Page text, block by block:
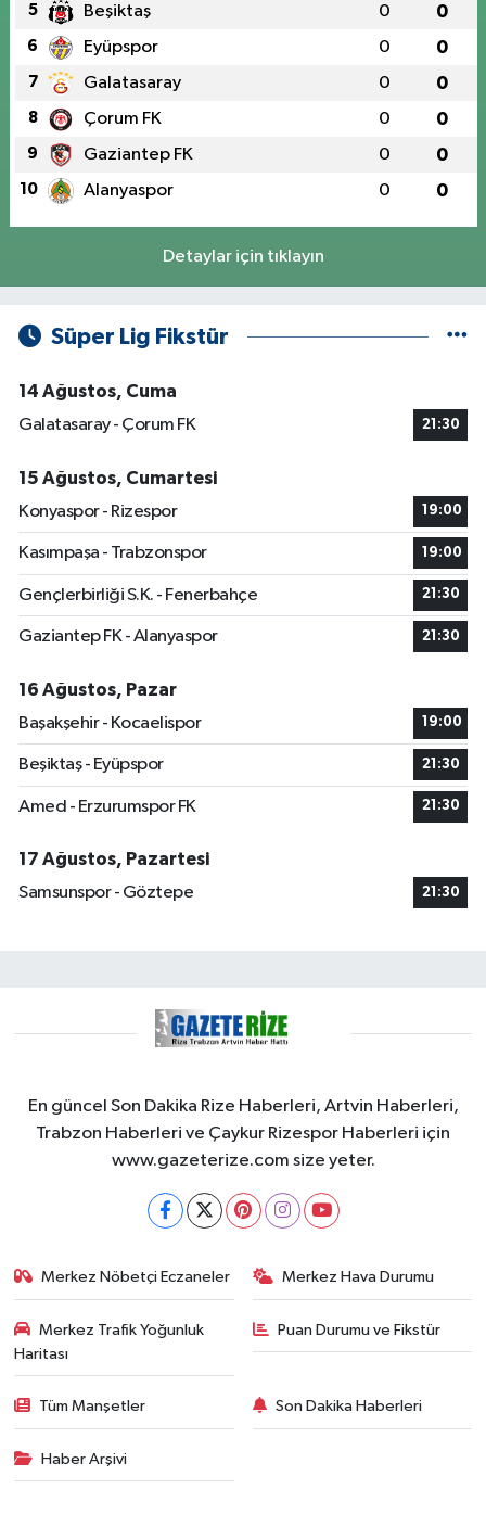
5 Beşiktaş 0 0
6 Eyüpspor 0 0
7 Galatasaray 0 0
8 Çorum FK 0 0
9 Gaziantep FK 0 0
10 Alanyaspor 0 0
Detaylar için tıklayın
Süper Lig Fikstür
14 Ağustos, Cuma
Galatasaray - Çorum FK
21:30
15 Ağustos, Cumartesi
Konyaspor - Rizespor
19:00
Kasımpaşa - Trabzonspor 19:00
Gençlerbirliği S.K. - Fenerbahçe 21:30
Gaziantep FK - Alanyaspor 21:30
16 Ağustos, Pazar
Başakşehir - Kocaelispor
19:00
Beşiktaş - Eyüpspor 21:30
Amed - Erzurumspor FK 21:30
17 Ağustos, Pazartesi
Samsunspor - Göztepe
21:30
En güncel Son Dakika Rize Haberleri, Artvin Haberleri,
Trabzon Haberleri ve Çaykur Rizespor Haberleri için
www.gazeterize.com size yeter.
Merkez Nöbetçi Eczaneler Merkez Hava Durumu
Merkez Trafik Yoğunluk
Haritası
Puan Durumu ve Fikstür
Tüm Manşetler Son Dakika Haberleri
Haber Arşivi